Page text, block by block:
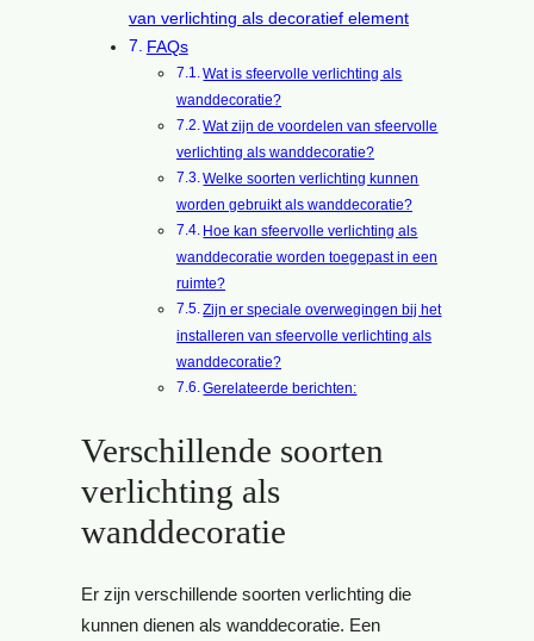
van verlichting als decoratief element
FAQs
Wat is sfeervolle verlichting als
wanddecoratie?
Wat zijn de voordelen van sfeervolle
verlichting als wanddecoratie?
Welke soorten verlichting kunnen
worden gebruikt als wanddecoratie?
Hoe kan sfeervolle verlichting als
wanddecoratie worden toegepast in een
ruimte?
Zijn er speciale overwegingen bij het
installeren van sfeervolle verlichting als
wanddecoratie?
Gerelateerde berichten:
Verschillende soorten
verlichting als
wanddecoratie
Er zijn verschillende soorten verlichting die
kunnen dienen als wanddecoratie. Een